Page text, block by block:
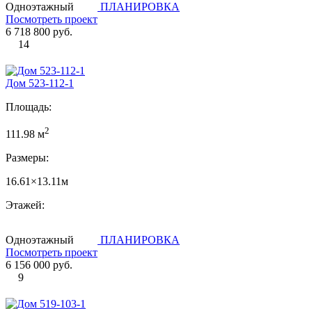
Одноэтажный
ПЛАНИРОВКА
Посмотреть проект
6 718 800 руб.
14
Дом 523-112-1
Площадь:
111.98 м2
Размеры:
16.61×13.11м
Этажей:
Одноэтажный
ПЛАНИРОВКА
Посмотреть проект
6 156 000 руб.
9